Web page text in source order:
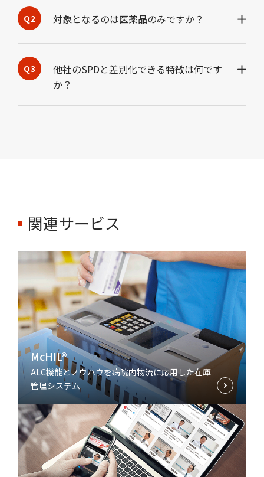
対象となるのは医薬品のみですか？
他社のSPDと差別化できる特徴は何です
か？
関連サービス
McHIL®
ALC機能とノウハウを病院内物流に応用した在庫
管理システム